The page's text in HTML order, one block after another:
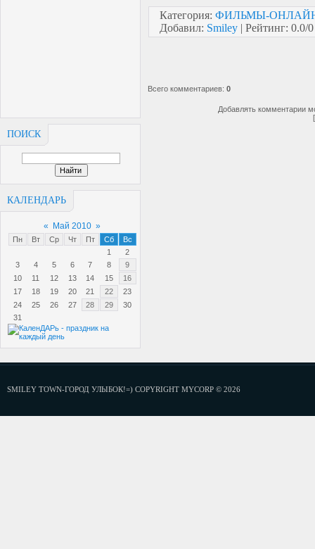
ПОИСК
КАЛЕНДАРЬ
« Май 2010 »
Пн Вт Ср Чт Пт Сб
Вс
1
2
3
4 5 6 7 8
9
10
11 12 13 14 15
16
17
18 19 20 21 22
23
24
25 26 27 28 29
30
31
Категория: ФИЛЬМЫ-
Добавил: Smiley | Рейтинг: 0.0/0
Всего комментариев: 0
Добавлять комментарии
SMILEY TOWN-ГОРОД УЛЫБОК!=) COPYRIGHT MYCORP © 2026